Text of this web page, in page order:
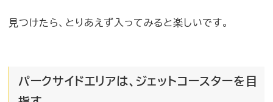
見つけたら、とりあえず入ってみると楽しいです。
パークサイドエリアは、ジェットコースターを目